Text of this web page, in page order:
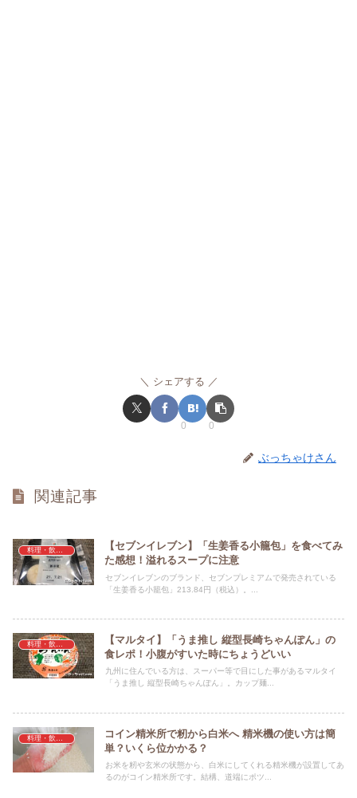
シェアする
0 0
ぶっちゃけさん
関連記事
【セブンイレブン】「生姜香る小籠包」を食べてみ
た感想！溢れるスープに注意
セブンイレブンのブランド、セブンプレミアムで発売されている
「生姜香る小籠包」213.84円（税込）。...
【マルタイ】「うま推し 縦型長崎ちゃんぽん」の
食レポ！小腹がすいた時にちょうどいい
九州に住んでいる方は、スーパー等で目にした事があるマルタイ
「うま推し 縦型長崎ちゃんぽん」。カップ麺...
コイン精米所で籾から白米へ 精米機の使い方は簡
単？いくら位かかる？
お米を籾や玄米の状態から、白米にしてくれる精米機が設置してあ
るのがコイン精米所です。結構、道端にポツ...